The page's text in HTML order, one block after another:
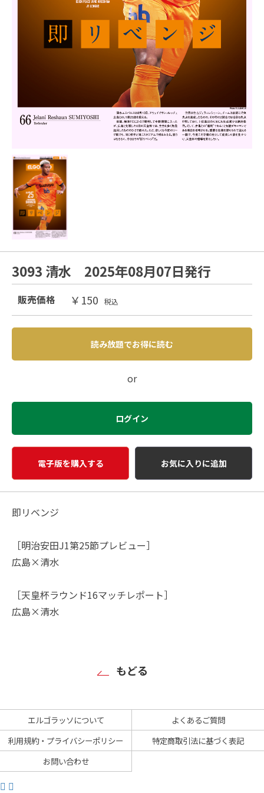
3093 清水 2025年08月07日発行
販売価格 ￥150 税込
読み放題でお得に読む
or
ログイン
電子版を購入する お気に入りに追加
即リベンジ
［明治安田J1第25節プレビュー］
広島×清水
［天皇杯ラウンド16マッチレポート］
広島×清水
もどる
エルゴラッソについて
よくあるご質問
利用規約・プライバシーポリシー
特定商取引法に基づく表記
お問い合わせ